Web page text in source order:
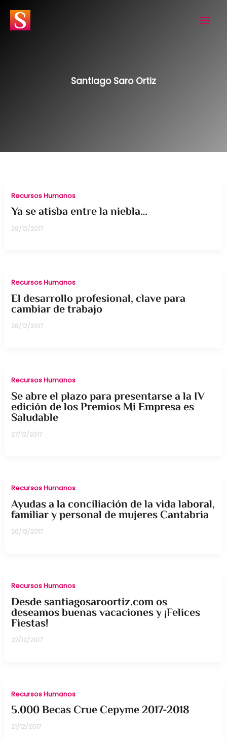
contenido
Santiago Saro Ortiz
Recursos Humanos
Ya se atisba entre la niebla…
29/12/2017
Recursos Humanos
El desarrollo profesional, clave para
cambiar de trabajo
28/12/2017
Recursos Humanos
Se abre el plazo para presentarse a la IV
edición de los Premios Mi Empresa es
Saludable
27/12/2017
Recursos Humanos
Ayudas a la conciliación de la vida laboral,
familiar y personal de mujeres Cantabria
26/12/2017
Recursos Humanos
Desde santiagosaroortiz.com os
deseamos buenas vacaciones y ¡Felices
Fiestas!
22/12/2017
Recursos Humanos
5.000 Becas Crue Cepyme 2017-2018
21/12/2017